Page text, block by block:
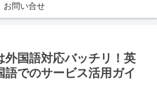
お問い合せ
外国語対応バッチリ！英
語でのサービス活用ガイ